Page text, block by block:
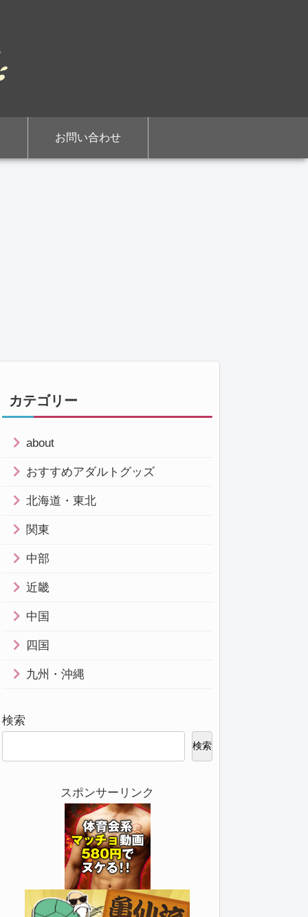
お問い合わせ
カテゴリー
about
おすすめアダルトグッズ
北海道・東北
関東
中部
近畿
中国
四国
九州・沖縄
検索
検索
スポンサーリンク